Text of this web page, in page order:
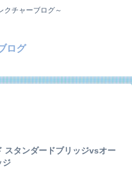
クチャーブログ～
ログ
スタンダードブリッジvsオー
ジ